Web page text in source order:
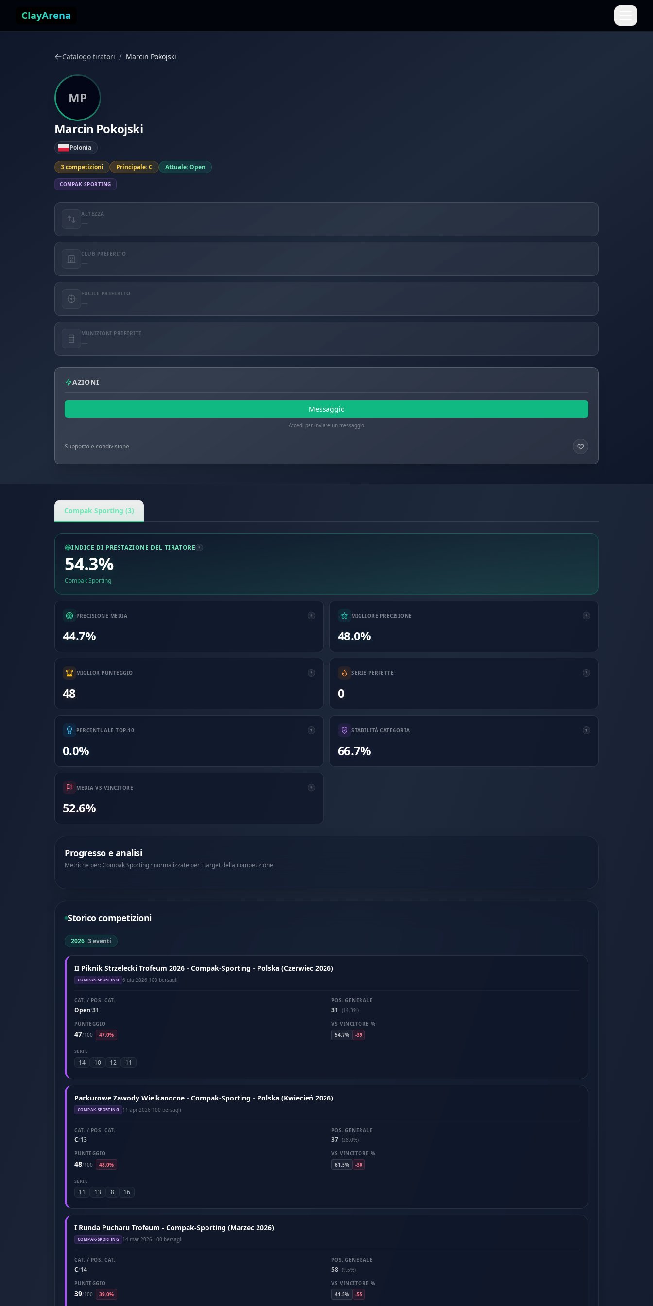
ClayArena
Catalogo tiratori / Marcin Pokojski
MP
Marcin Pokojski
Polonia
3 competizioni Principale: C Attuale: Open
COMPAK SPORTING
ALTEZZA
—
CLUB PREFERITO
—
FUCILE PREFERITO
—
MUNIZIONI PREFERITE
—
AZIONI
Messaggio
Accedi per inviare un messaggio
Supporto e condivisione
Compak Sporting (3)
INDICE DI PRESTAZIONE DEL TIRATORE
54.3%
Compak Sporting
PRECISIONE MEDIA
44.7%
MIGLIORE PRECISIONE
48.0%
MIGLIOR PUNTEGGIO
48
SERIE PERFETTE
0
PERCENTUALE TOP-10
0.0%
STABILITÀ CATEGORIA
66.7%
MEDIA VS VINCITORE
52.6%
Progresso e analisi
Metriche per: Compak Sporting · normalizzate per i target della competizione
Storico competizioni
2026|3 eventi
II Piknik Strzelecki Trofeum 2026 - Compak-Sporting - Polska (Czerwiec 2026)
COMPAK-SPORTING 6 giu 2026·100 bersagli
CAT. / POS. CAT.
Open/31
POS. GENERALE
31
(14.3%)
PUNTEGGIO
47/100 47.0%
VS VINCITORE %
54.7%
-39
SERIE
14 10 12 11
Parkurowe Zawody Wielkanocne - Compak-Sporting - Polska (Kwiecień 2026)
COMPAK-SPORTING 11 apr 2026·100 bersagli
CAT. / POS. CAT.
C/13
POS. GENERALE
37 (28.0%)
PUNTEGGIO
48/100 48.0%
VS VINCITORE %
61.5%
-30
SERIE
11 13 8 16
I Runda Pucharu Trofeum - Compak-Sporting (Marzec 2026)
COMPAK-SPORTING 14 mar 2026·100 bersagli
CAT. / POS. CAT.
C/14
POS. GENERALE
58 (9.5%)
PUNTEGGIO
39/100 39.0%
VS VINCITORE %
41.5%
-55